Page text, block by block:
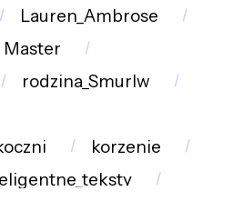
Lauren_Ambrose
Master
rodzina_Smurlw
korzenie